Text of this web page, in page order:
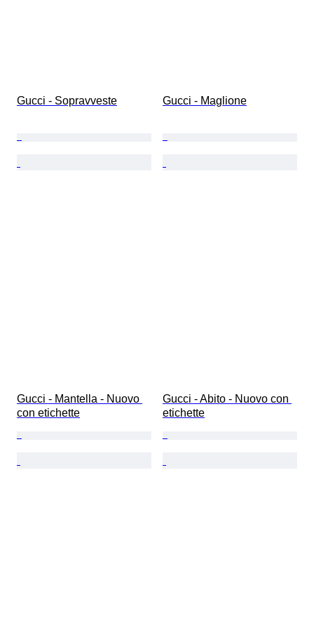
Gucci - Sopravveste Gucci - Maglione
Gucci - Mantella - Nuovo
con etichette
Gucci - Abito - Nuovo con
etichette